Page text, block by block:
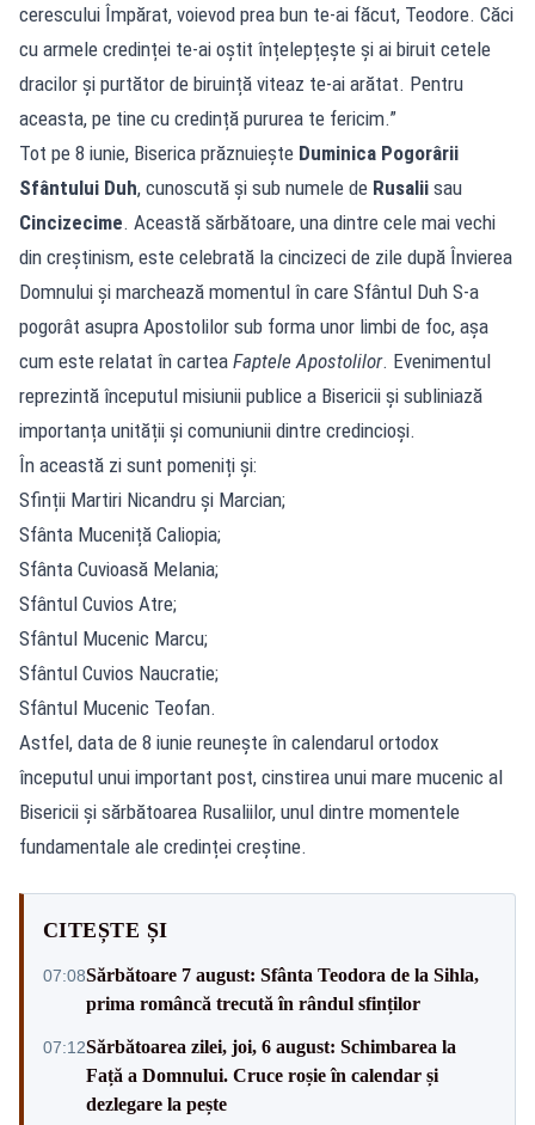
cerescului Împărat, voievod prea bun te-ai făcut, Teodore. Căci
cu armele credinței te-ai oștit înțelepțește și ai biruit cetele
dracilor și purtător de biruință viteaz te-ai arătat. Pentru
aceasta, pe tine cu credință pururea te fericim.”
Tot pe 8 iunie, Biserica prăznuiește Duminica Pogorârii
Sfântului Duh, cunoscută și sub numele de Rusalii sau
Cincizecime. Această sărbătoare, una dintre cele mai vechi
din creștinism, este celebrată la cincizeci de zile după Învierea
Domnului și marchează momentul în care Sfântul Duh S-a
pogorât asupra Apostolilor sub forma unor limbi de foc, așa
cum este relatat în cartea Faptele Apostolilor. Evenimentul
reprezintă începutul misiunii publice a Bisericii și subliniază
importanța unității și comuniunii dintre credincioși.
În această zi sunt pomeniți și:
Sfinții Martiri Nicandru și Marcian;
Sfânta Muceniță Caliopia;
Sfânta Cuvioasă Melania;
Sfântul Cuvios Atre;
Sfântul Mucenic Marcu;
Sfântul Cuvios Naucratie;
Sfântul Mucenic Teofan.
Astfel, data de 8 iunie reunește în calendarul ortodox
începutul unui important post, cinstirea unui mare mucenic al
Bisericii și sărbătoarea Rusaliilor, unul dintre momentele
fundamentale ale credinței creștine.
CITEȘTE ȘI
07:08Sărbătoare 7 august: Sfânta Teodora de la Sihla,
prima româncă trecută în rândul sfinților
07:12Sărbătoarea zilei, joi, 6 august: Schimbarea la
Față a Domnului. Cruce roșie în calendar și
dezlegare la pește